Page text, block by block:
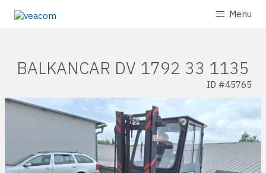
Menu
BALKANCAR DV 1792 33 1135
ID #45765